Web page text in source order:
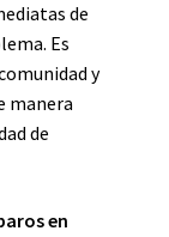
de
Es
y
manera
de
en